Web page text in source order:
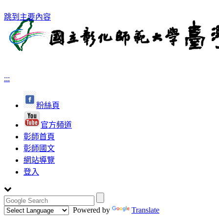
跳到主要內容
:::
粉絲頁
官方頻道
彰師首頁
彰師國文
網站導覽
登入
Powered by Translate